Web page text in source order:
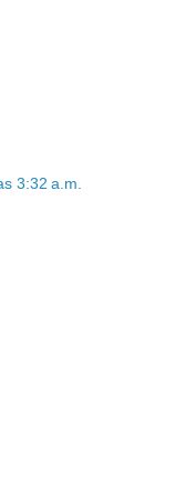
3:32 a.m.